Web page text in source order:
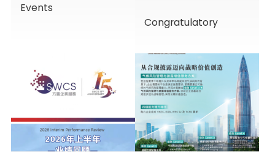
Events
Congratulatory